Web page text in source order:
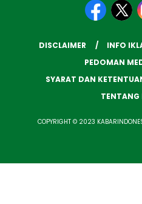
DISCLAIMER INFO
PEDOMAN
SYARAT DAN
TENTANG
COPYRIGHT © 2023